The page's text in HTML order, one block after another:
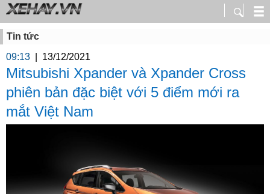
Tin tức
09:13
13/12/2021
Mitsubishi Xpander và Xpander Cross
phiên bản đặc biệt với 5 điểm mới ra
mắt Việt Nam